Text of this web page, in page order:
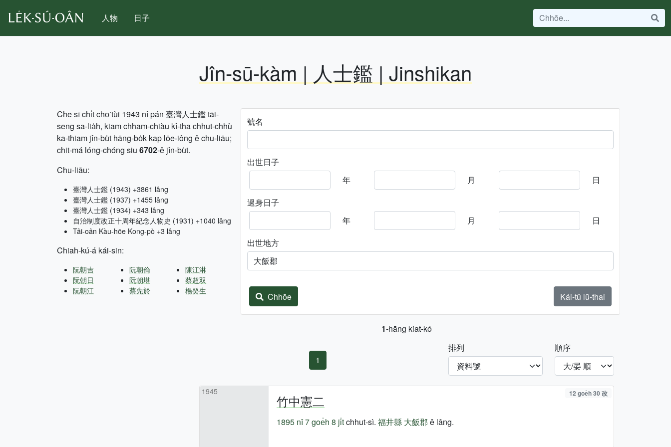
人物 日子
Jîn-sū-kàm | 人士鑑 | Jinshikan
Che sī chi̍t cho͘ tùi 1943 nî pán 臺灣人士鑑 tāi-
seng sa-lia̍h, kiam chham-chiàu kî-tha chhut-chhù
ka-thiam jîn-bu̍t hāng-bo̍k kap lōe-iông ê chu-liāu;
chit-má lóng-chóng siu 6702-ê jîn-bu̍t.
Chu-liāu:
臺灣人士鑑 (1943) +3861 lâng
臺灣人士鑑 (1937) +1455 lâng
臺灣人士鑑 (1934) +343 lâng
自治制度改正十周年紀念人物史 (1931) +1040 lâng
Tâi-oân Kàu-hōe Kong-pò +3 lâng
Chiah-kú-á kái-sin:
阮朝吉
阮朝日
阮朝江
阮朝倫
阮朝堪
蔡先於
陳江淋
蔡超双
楊癸生
號名
出世日子
年
月
日
過身日子
年
月
日
出世地方
Chhōe Kái-tû lū-thai
1-hāng kiat-kó
1
排列 順序
1945
竹中憲二 12 goe̍h 30 改
1895 nî7 goe̍h 8 ji̍tchhut-sì.福井縣 大飯郡 ê lâng.